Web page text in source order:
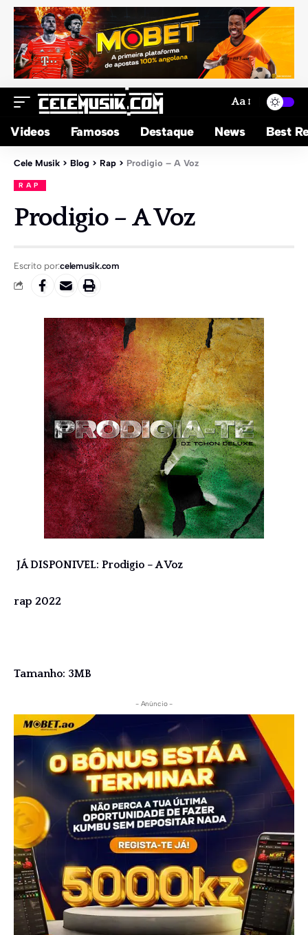
Aa
Videos Famosos Destaque News Best
Cele Musik > Blog > Rap > Prodigio – A Voz
RAP
Prodigio – A Voz
Escrito por:celemusik.com
JÁ DISPONIVEL: Prodigio – A Voz
rap 2022
Tamanho: 3MB
- Anúncio -